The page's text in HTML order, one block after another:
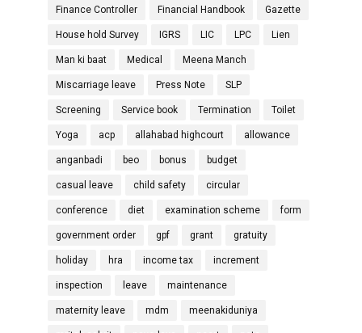
Finance Controller Financial Handbook Gazette
House hold Survey IGRS LIC LPC Lien
Man ki baat Medical Meena Manch
Miscarriage leave Press Note SLP
Screening Service book Termination Toilet
Yoga acp allahabad highcourt allowance
anganbadi beo bonus budget
casual leave child safety circular
conference diet examination scheme form
government order gpf grant gratuity
holiday hra income tax increment
inspection leave maintenance
maternity leave mdm meenakiduniya